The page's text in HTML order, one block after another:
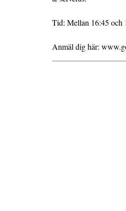
Tid: Mellan 16:45 och
Anmäl dig här: